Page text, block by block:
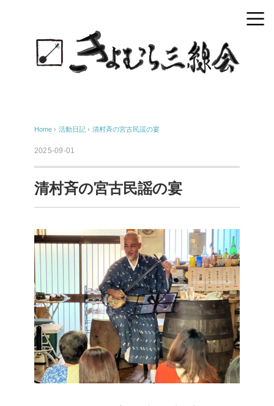
Home › 活動日記 › 清村斉の宮古民謡の宴
2025-09-01
清村斉の宮古民謡の宴